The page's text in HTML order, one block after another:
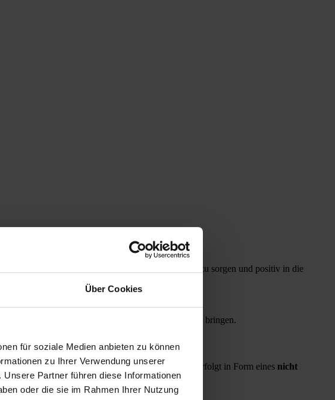
Über Cookies
für soziale Medien anbieten zu können
zu Ihrer Verwendung unserer
Partner führen diese Informationen
oder die sie im Rahmen Ihrer Nutzung
gesorgt. Nun geht es darum, für Entlastung zu sorgen und positiv in die
gewährleisten.
rascher in Richtung Umsetzung zu bringen.
des Wirtschaftsstandortes Österreich und erfolgt in Form eines nicht